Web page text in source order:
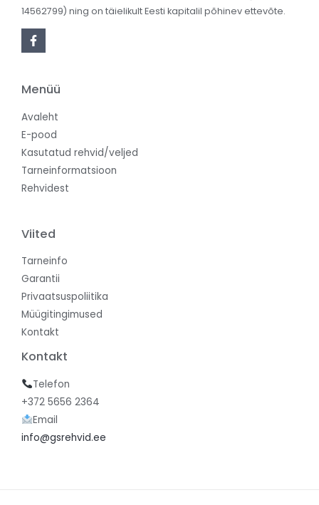
14562799) ning on täielikult Eesti kapitalil põhinev ettevõte.
Menüü
Avaleht
E-pood
Kasutatud rehvid/veljed
Tarneinformatsioon
Rehvidest
Viited
Tarneinfo
Garantii
Privaatsuspoliitika
Müügitingimused
Kontakt
Kontakt
Telefon
+372 5656 2364
Email
info@gsrehvid.ee